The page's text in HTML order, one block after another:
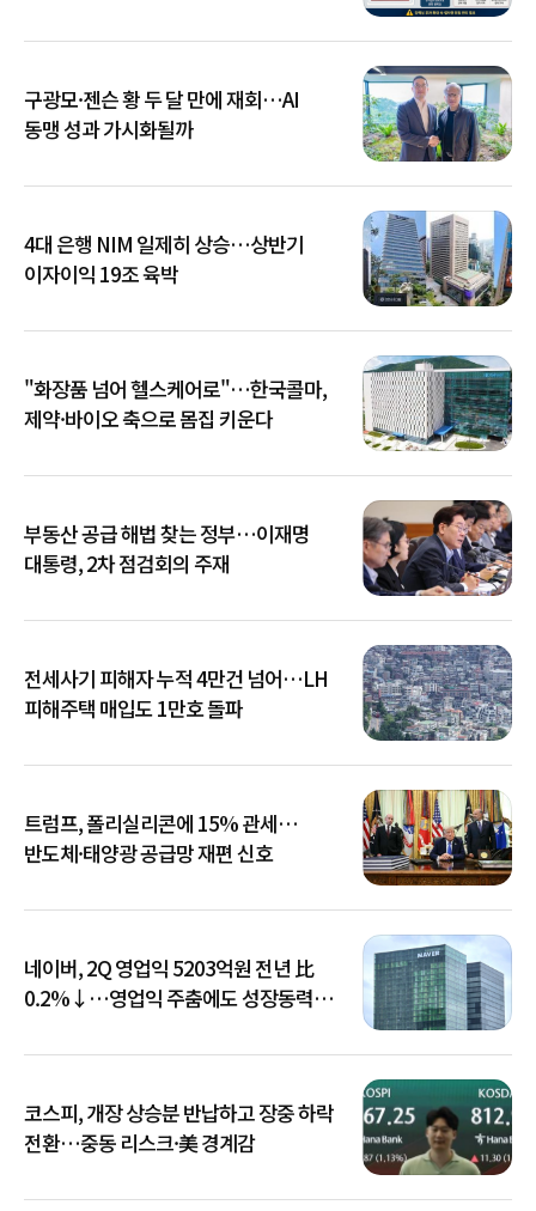
구광모·젠슨 황 두 달 만에 재회…AI
동맹 성과 가시화될까
4대 은행 NIM 일제히 상승…상반기
이자이익 19조 육박
"화장품 넘어 헬스케어로"…한국콜마,
제약·바이오 축으로 몸집 키운다
부동산 공급 해법 찾는 정부…이재명
대통령, 2차 점검회의 주재
전세사기 피해자 누적 4만건 넘어…LH
피해주택 매입도 1만호 돌파
트럼프, 폴리실리콘에 15% 관세…
반도체·태양광 공급망 재편 신호
네이버, 2Q 영업익 5203억원 전년 比
0.2%↓…영업익 주춤에도 성장동력
코스피, 개장 상승분 반납하고 장중 하락
전환…중동 리스크·美 경계감